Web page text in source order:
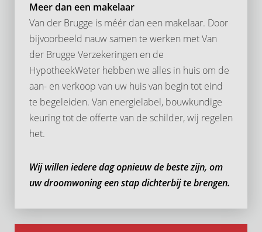
Meer dan een makelaar
Van der Brugge is méér dan een makelaar. Door
bijvoorbeeld nauw samen te werken met Van
der Brugge Verzekeringen en de
HypotheekWeter hebben we alles in huis om de
aan- en verkoop van uw huis van begin tot eind
te begeleiden. Van energielabel, bouwkundige
keuring tot de offerte van de schilder, wij regelen
het.
Wij willen iedere dag opnieuw de beste zijn, om
uw droomwoning een stap dichterbij te brengen.